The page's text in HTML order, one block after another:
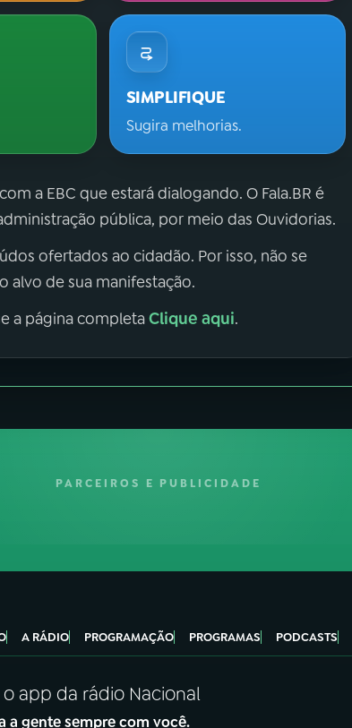
SIMPLIFIQUE
Sugira melhorias.
a EBC que estará dialogando. O Fala.BR é
pública, por meio das Ouvidorias.
ofertados ao cidadão. Por isso, não se
alvo de sua manifestação.
a página completaClique aqui.
PARCEIROS E PUBLICIDADE
A RÁDIO PROGRAMAÇÃO PROGRAMAS PODCASTS
o app da rádio Nacional
a gente sempre com você.